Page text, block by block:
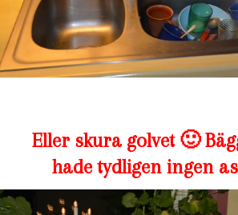
Eller skura golvet 🙂
hade tydligen ingen